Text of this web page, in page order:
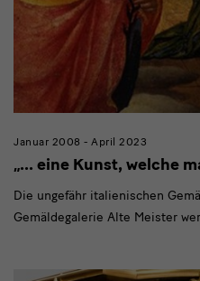
Januar 2008 - April 2023
„… eine Kunst, welche
Die ungefähr italienischen
Gemäldegalerie Alte Meister